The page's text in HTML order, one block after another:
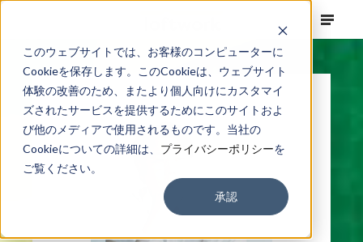
このウェブサイトでは、お客様のコンピューターに
Cookieを保存します。このCookieは、ウェブサイト
体験の改善のため、またより個人向けにカスタマイ
ズされたサービスを提供するためにこのサイトおよ
び他のメディアで使用されるものです。当社の
Cookieについての詳細は、 プライバシーポリシーを
ご覧ください。
承認